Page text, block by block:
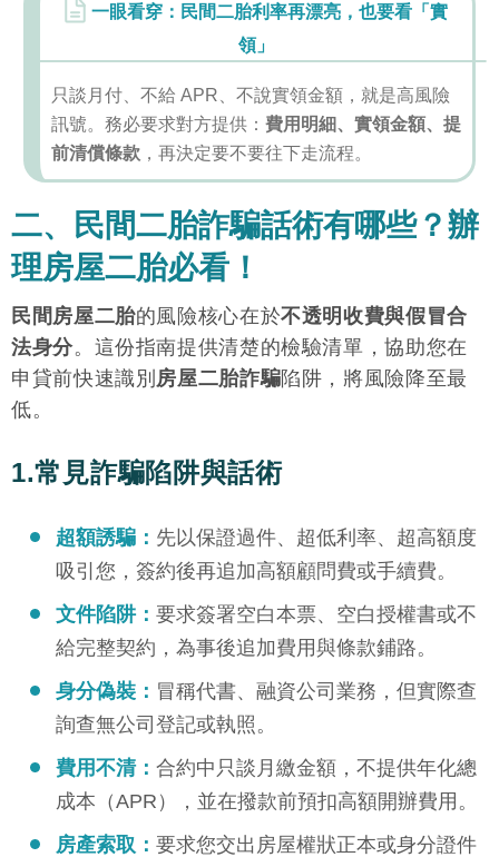
一眼看穿：民間二胎利率再漂亮，也要看「實
領」
只談月付、不給 APR、不說實領金額，就是高風險
訊號。務必要求對方提供： 費用明細、實領金額、提
前清償條款，再決定要不要往下走流程。
二、民間二胎詐騙話術有哪些？辦
理房屋二胎必看！
民間房屋二胎的風險核心在於不透明收費與假冒合
法身分。這份指南提供清楚的檢驗清單，協助您在
申貸前快速識別 房屋二胎詐騙陷阱，將風險降至最
低。
1.常見詐騙陷阱與話術
超額誘騙： 先以保證過件、超低利率、超高額度
吸引您，簽約後再追加高額顧問費或手續費。
文件陷阱： 要求簽署空白本票、空白授權書或不
給完整契約，為事後追加費用與條款鋪路。
身分偽裝： 冒稱代書、融資公司業務，但實際查
詢查無公司登記或執照。
費用不清： 合約中只談月繳金額，不提供年化總
成本（APR），並在撥款前預扣高額開辦費用。
房產索取： 要求您交出房屋權狀正本或身分證件